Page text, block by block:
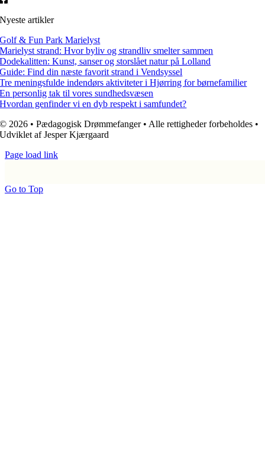
Nyeste artikler
Golf & Fun Park Marielyst
Marielyst strand: Hvor byliv og strandliv smelter sammen
Dodekalitten: Kunst, sanser og storslået natur på Lolland
Guide: Find din næste favorit strand i Vendsyssel
Tre meningsfulde indendørs aktiviteter i Hjørring for børnefamilier
En personlig tak til vores sundhedsvæsen
Hvordan genfinder vi en dyb respekt i samfundet?
© 2026 • Pædagogisk Drømmefanger • Alle rettigheder forbeholdes •
Udviklet af Jesper Kjærgaard
Page load link
Go to Top